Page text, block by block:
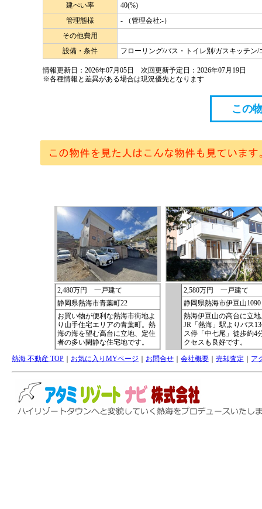
建ぺい率
40(%)
管理態様
- （管理会社:-）
その他費用
設備・条件
フローリング/バス・トイレ別/ガスキッチン
情報更新日：2026年07月05日 次回更新予定日：2026年07月19日
※各種情報と差異がある場合は現況優先となります
熱海 不動産 TOP お気に入りMYページ お問合せ 会社概要 売却査定 ア